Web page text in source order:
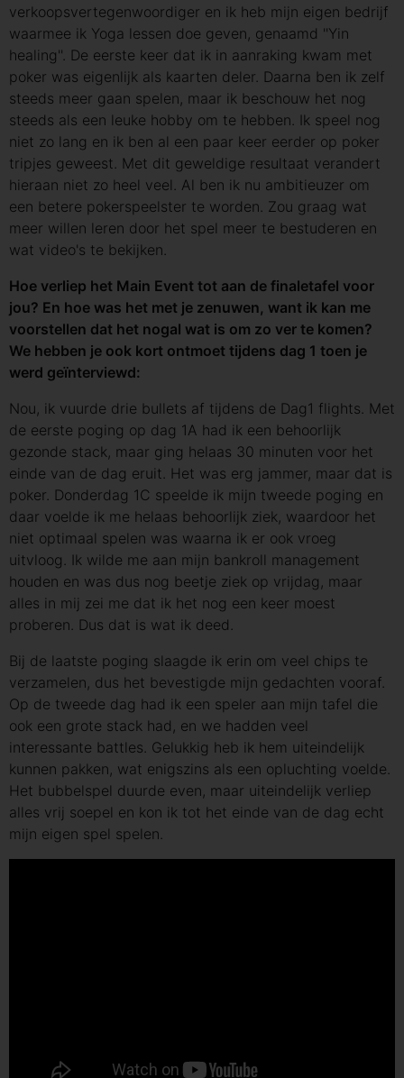
verkoopsvertegenwoordiger en ik heb mijn eigen bedrijf
waarmee ik Yoga lessen doe geven, genaamd ''Yin
healing''. De eerste keer dat ik in aanraking kwam met
poker was eigenlijk als kaarten deler. Daarna ben ik zelf
steeds meer gaan spelen, maar ik beschouw het nog
steeds als een leuke hobby om te hebben. Ik speel nog
niet zo lang en ik ben al een paar keer eerder op poker
tripjes geweest. Met dit geweldige resultaat verandert
hieraan niet zo heel veel. Al ben ik nu ambitieuzer om
een ​​betere pokerspeelster te worden. Zou graag wat
meer willen leren door het spel meer te bestuderen en
wat video's te bekijken.
Hoe verliep het Main Event tot aan de finaletafel voor
jou? En hoe was het met je zenuwen, want ik kan me
voorstellen dat het nogal wat is om zo ver te komen?
We hebben je ook kort ontmoet tijdens dag 1 toen je
werd geïnterviewd:
Nou, ik vuurde drie bullets af tijdens de Dag1 flights. Met
de eerste poging op dag 1A had ik een behoorlijk
gezonde stack, maar ging helaas 30 minuten voor het
einde van de dag eruit. Het was erg jammer, maar dat is
poker. Donderdag 1C speelde ik mijn tweede poging en
daar voelde ik me helaas behoorlijk ziek, waardoor het
niet optimaal spelen was waarna ik er ook vroeg
uitvloog. Ik wilde me aan mijn bankroll management
houden en was dus nog beetje ziek op vrijdag, maar
alles in mij zei me dat ik het nog een keer moest
proberen. Dus dat is wat ik deed.
Bij de laatste poging slaagde ik erin om veel chips te
verzamelen, dus het bevestigde mijn gedachten vooraf.
Op de tweede dag had ik een speler aan mijn tafel die
ook een grote stack had, en we hadden veel
interessante battles. Gelukkig heb ik hem uiteindelijk
kunnen pakken, wat enigszins als een opluchting voelde.
Het bubbelspel duurde even, maar uiteindelijk verliep
alles vrij soepel en kon ik tot het einde van de dag echt
mijn eigen spel spelen.